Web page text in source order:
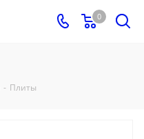
0
- Плиты